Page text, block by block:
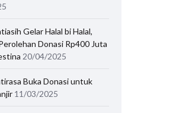
Gelar Halal bi Halal,
Donasi Rp400 Juta
20/04/2025
Buka Donasi untuk
11/03/2025